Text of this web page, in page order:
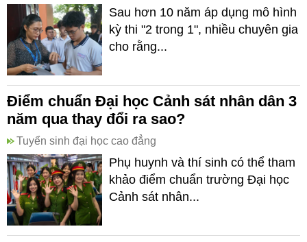
Sau hơn 10 năm áp dụng mô hình
kỳ thi "2 trong 1", nhiều chuyên gia
cho rằng...
Điểm chuẩn Đại học Cảnh sát nhân dân 3
năm qua thay đổi ra sao?
Tuyển sinh đại học cao đẳng
Phụ huynh và thí sinh có thể tham
khảo điểm chuẩn trường Đại học
Cảnh sát nhân...